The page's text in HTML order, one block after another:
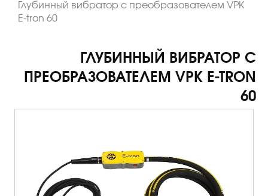
Глубинный вибратор с преобразователем VPK
E-tron 60
ГЛУБИННЫЙ ВИБРАТОР С
ПРЕОБРАЗОВАТЕЛЕМ VPK E-TRON
60